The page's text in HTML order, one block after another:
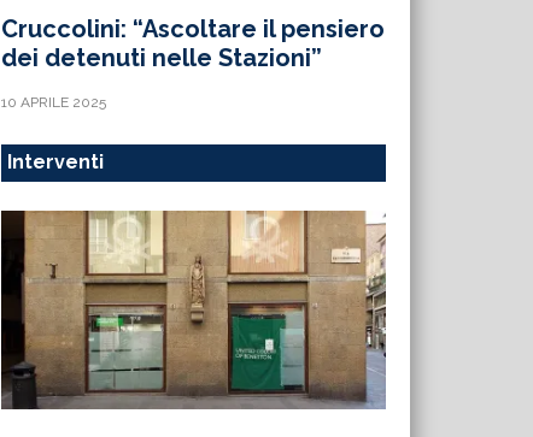
Cruccolini: “Ascoltare il pensiero
dei detenuti nelle Stazioni”
10 APRILE 2025
Interventi